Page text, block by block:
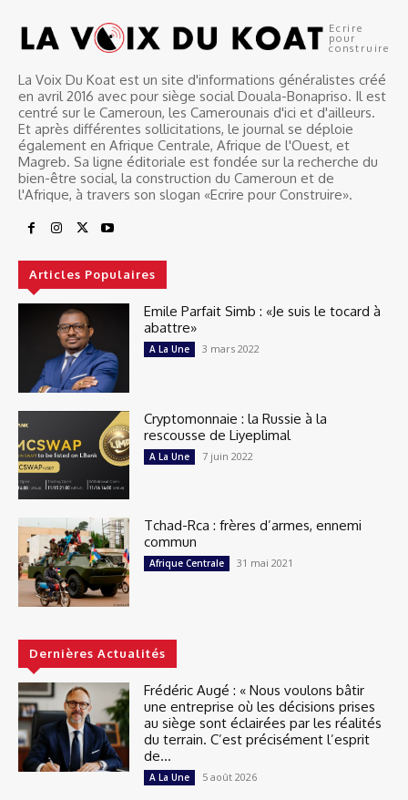
Ecrire
pour
construire
La Voix Du Koat est un site d'informations généralistes créé
en avril 2016 avec pour siège social Douala-Bonapriso. Il est
centré sur le Cameroun, les Camerounais d'ici et d'ailleurs.
Et après différentes sollicitations, le journal se déploie
également en Afrique Centrale, Afrique de l'Ouest, et
Magreb. Sa ligne éditoriale est fondée sur la recherche du
bien-être social, la construction du Cameroun et de
l'Afrique, à travers son slogan «Ecrire pour Construire».
Articles Populaires
Emile Parfait Simb : «Je suis le tocard à
abattre»
A La Une 3 mars 2022
Cryptomonnaie : la Russie à la
rescousse de Liyeplimal
A La Une 7 juin 2022
Tchad-Rca : frères d’armes, ennemi
commun
Afrique Centrale 31 mai 2021
Dernières Actualités
Frédéric Augé : « Nous voulons bâtir
une entreprise où les décisions prises
au siège sont éclairées par les réalités
du terrain. C’est précisément l’esprit
de...
A La Une 5 août 2026